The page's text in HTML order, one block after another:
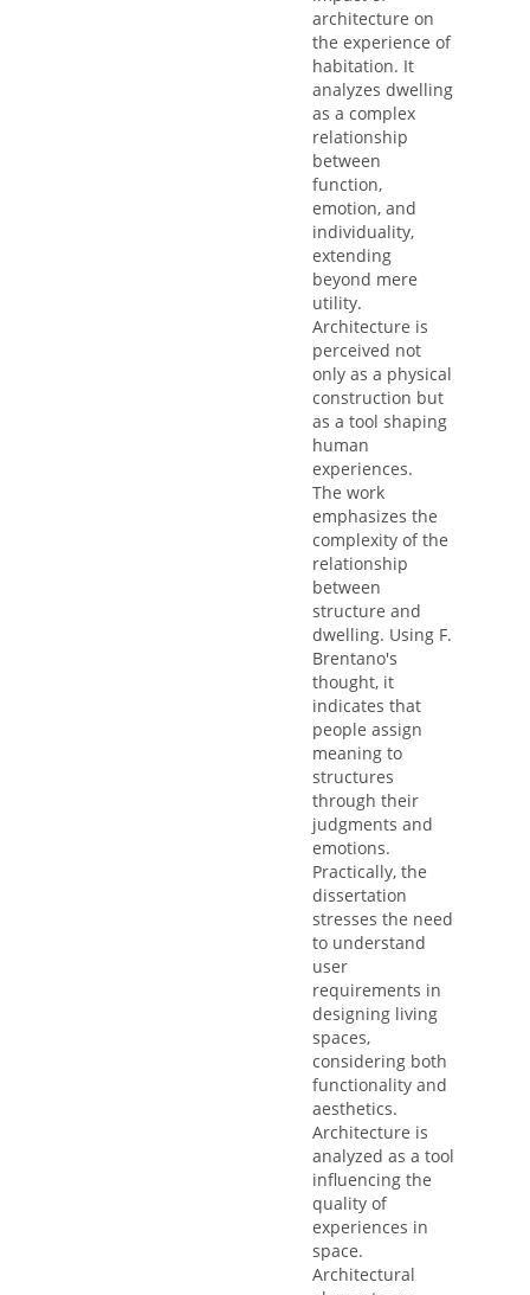
architecture on
the experience of
habitation. It
analyzes dwelling
as a complex
relationship
between
function,
emotion, and
individuality,
extending
beyond mere
utility.
Architecture is
perceived not
only as a physical
construction but
as a tool shaping
human
experiences.
The work
emphasizes the
complexity of the
relationship
between
structure and
dwelling. Using F.
Brentano's
thought, it
indicates that
people assign
meaning to
structures
through their
judgments and
emotions.
Practically, the
dissertation
stresses the need
to understand
user
requirements in
designing living
spaces,
considering both
functionality and
aesthetics.
Architecture is
analyzed as a tool
influencing the
quality of
experiences in
space.
Architectural